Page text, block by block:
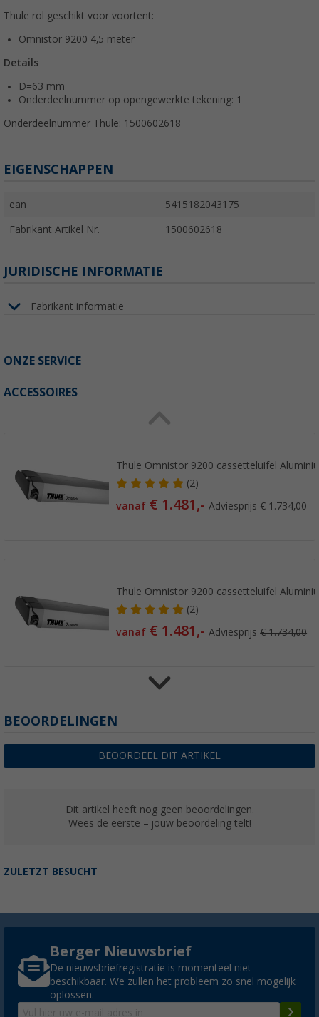
Thule rol geschikt voor voortent:
Omnistor 9200 4,5 meter
Details
D=63 mm
Onderdeelnummer op opengewerkte tekening: 1
Onderdeelnummer Thule: 1500602618
EIGENSCHAPPEN
ean 5415182043175
Fabrikant Artikel Nr. 1500602618
JURIDISCHE INFORMATIE
Fabrikant informatie
ONZE SERVICE
ACCESSOIRES
Thule Omnistor 9200 cassetteluifel
(2)
vanaf € 1.481,-Adviesprijs€ 1.734,00
Thule Omnistor 9200 cassetteluifel
(2)
vanaf € 1.481,-Adviesprijs€ 1.734,00
Thule Omnistor 9200 cassetteluifel White
vanaf€ 1.190,-Adviesprijs
Thule Omnistor 9200 cassetteluifel Cream
(2)
€ 1.689,00
BEOORDELINGEN
BEOORDEEL DIT ARTIKEL
Dit artikel heeft nog geen beoordelingen.
Wees de eerste – jouw beoordeling telt!
ZULETZT BESUCHT
Berger Nieuwsbrief
De nieuwsbriefregistratie is momenteel niet
beschikbaar. We zullen het probleem zo snel mogelijk
oplossen.